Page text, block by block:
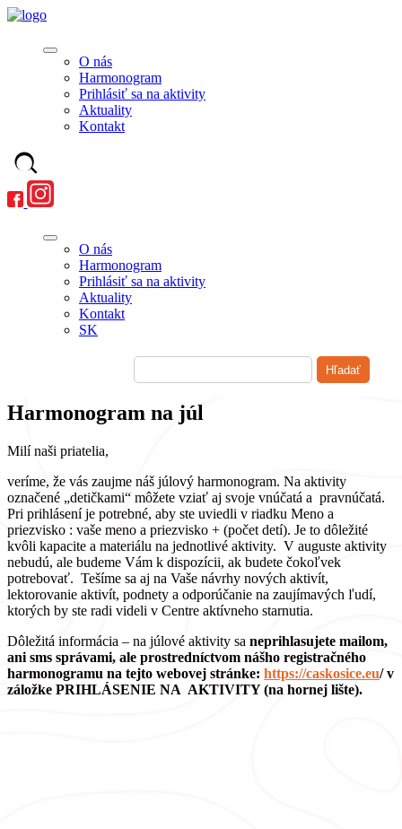
O nás
Harmonogram
Prihlásiť sa na aktivity
Aktuality
Kontakt
O nás
Harmonogram
Prihlásiť sa na aktivity
Aktuality
Kontakt
SK
Harmonogram na júl
Milí naši priatelia,
veríme, že vás zaujme náš júlový harmonogram. Na aktivity
označené „detičkami“ môžete vziať aj svoje vnúčatá a pravnúčatá.
Pri prihlásení je potrebné, aby ste uviedli v riadku Meno a
priezvisko : vaše meno a priezvisko + (počet detí). Je to dôležité
kvôli kapacite a materiálu na jednotlivé aktivity. V auguste aktivity
nebudú, ale budeme Vám k dispozícii, ak budete čokoľvek
potrebovať. Tešíme sa aj na Vaše návrhy nových aktivít,
lektorovanie aktivít, podnety a odporúčanie na zaujímavých ľudí,
ktorých by ste radi videli v Centre aktívneho starnutia.
Dôležitá informácia – na júlové aktivity sa neprihlasujete mailom,
ani sms správami, ale prostredníctvom nášho registračného
harmonogramu na tejto webovej stránke: https://caskosice.eu/ v
záložke PRIHLÁSENIE NA AKTIVITY (na hornej lište).